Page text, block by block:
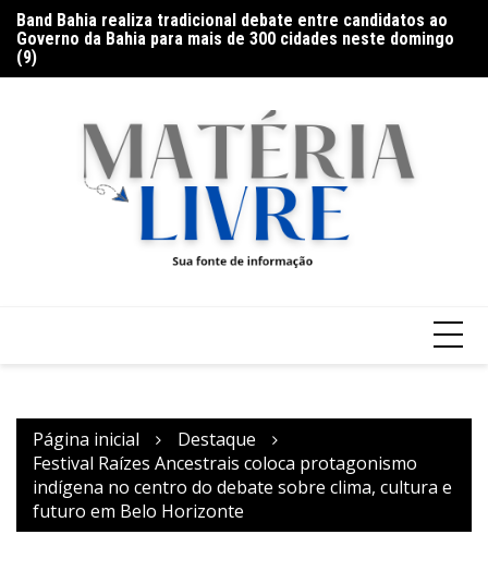
para
conteúdo
Band Bahia realiza tradicional debate entre candidatos ao
Governo da Bahia para mais de 300 cidades neste domingo
(9)
Página inicial
Destaque
Festival Raízes Ancestrais coloca protagonismo
indígena no centro do debate sobre clima, cultura e
futuro em Belo Horizonte